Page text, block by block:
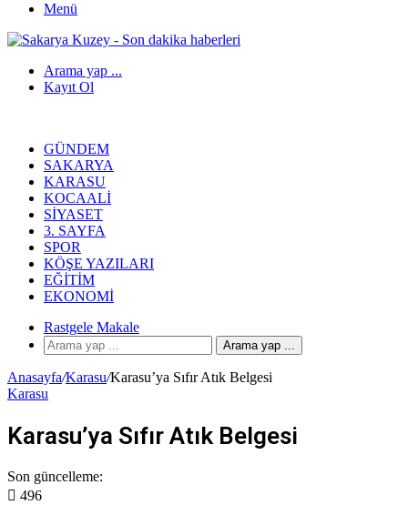
Menü
Arama yap ...
Kayıt Ol
GÜNDEM
SAKARYA
KARASU
KOCAALI
SIYASET
3. SAYFA
SPOR
KÖŞE YAZILARI
EĞITIM
EKONOMI
Rastgele Makale
Arama yap ...
Anasayfa/Karasu/Karasu’ya Sıfır Atık Belgesi
Karasu
Karasu’ya Sıfır Atık Belgesi
Son güncelleme:
496